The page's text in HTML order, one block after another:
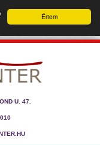
Értem
U. 47.